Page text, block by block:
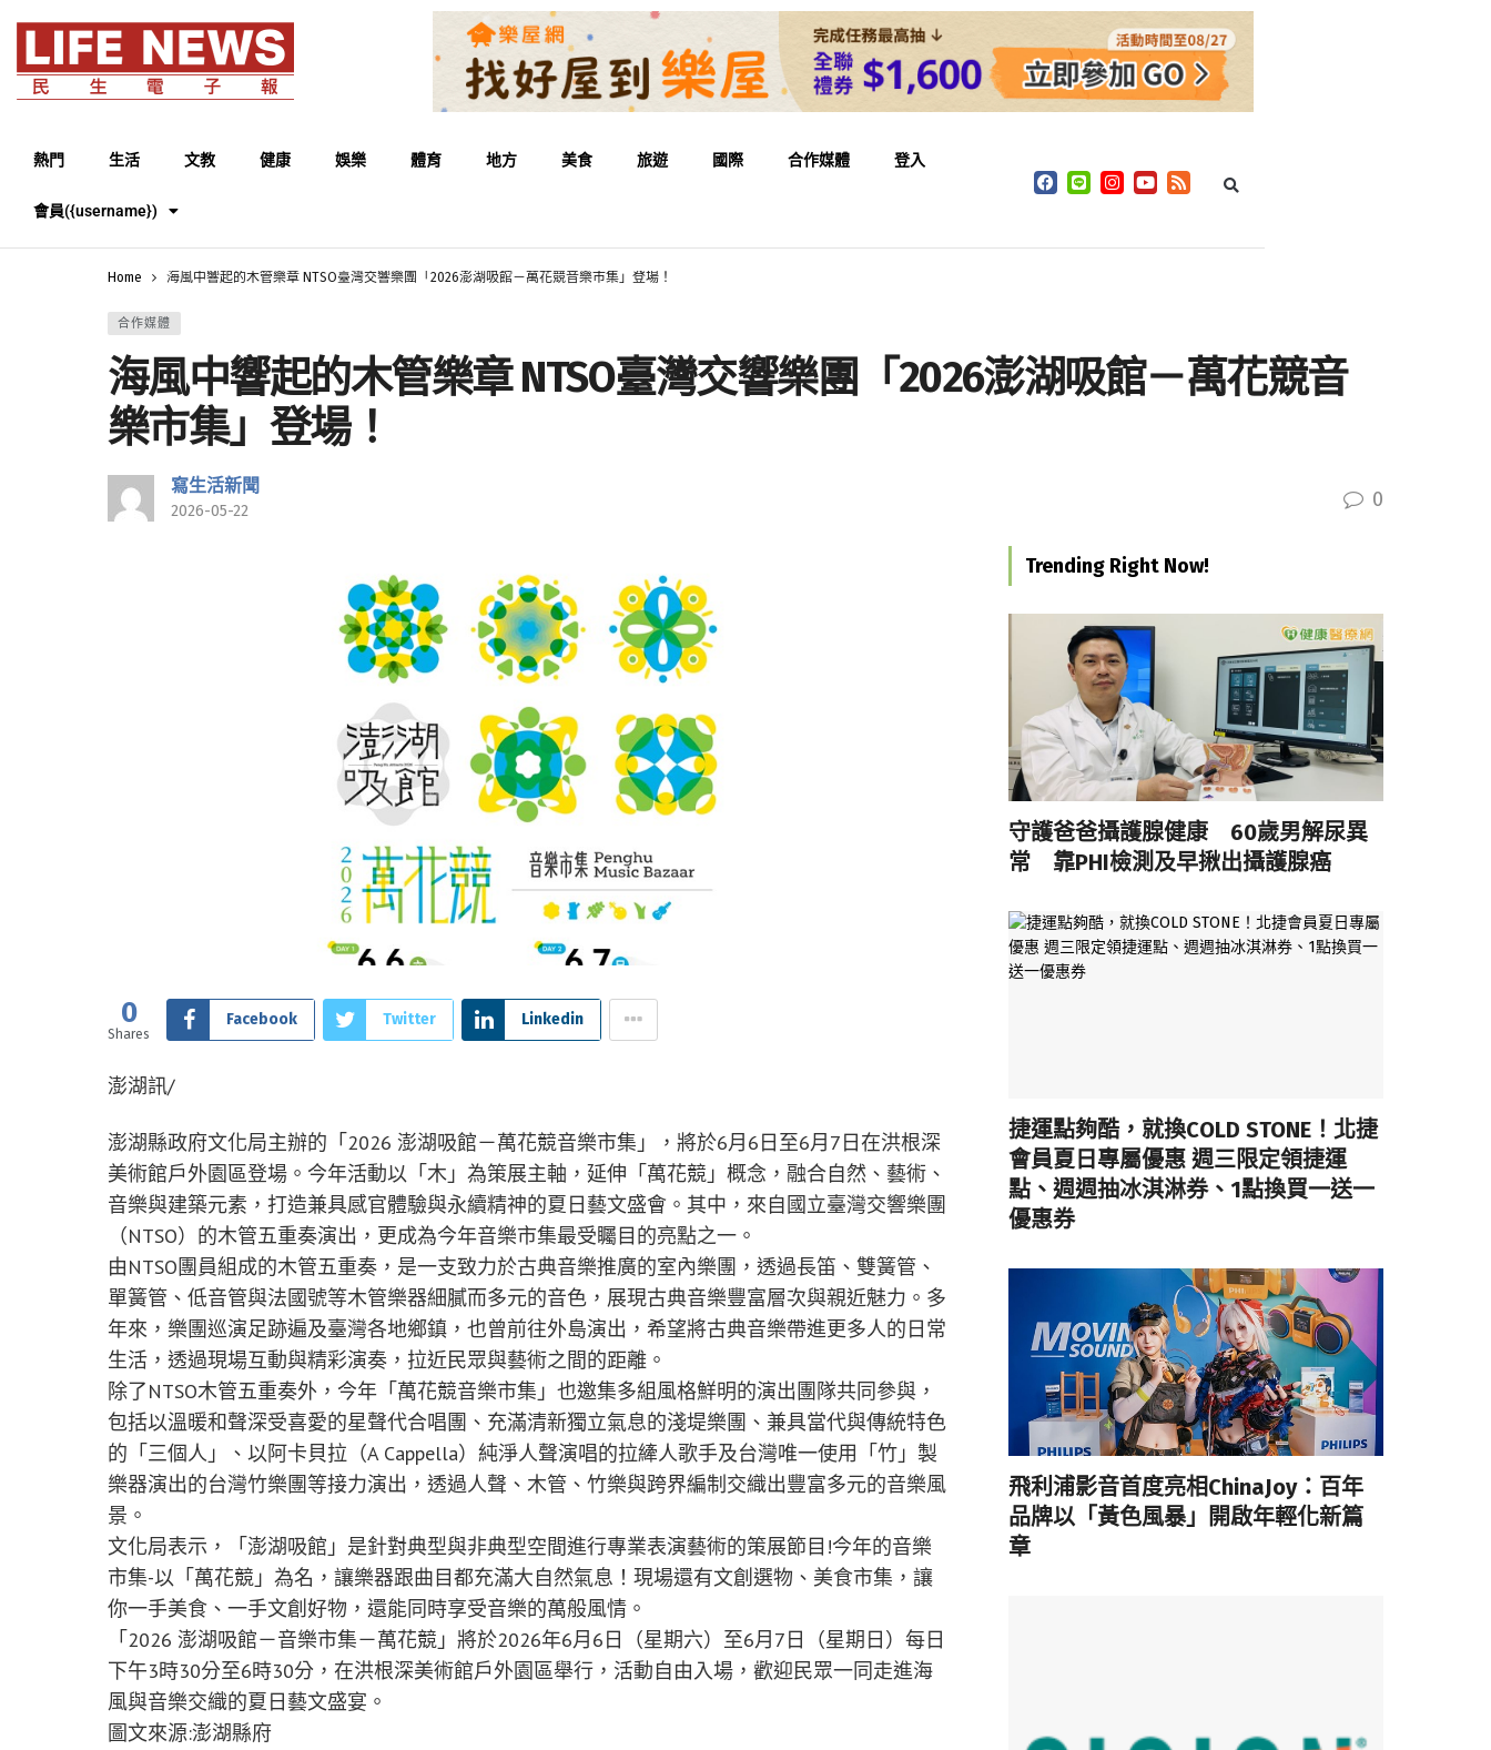
熱門 生活 文教 健康 娛樂 體育 地方 美食 旅遊 國際 合作媒體 登入
會員({username})
Home 海風中響起的木管樂章 NTSO臺灣交響樂團「2026澎湖吸館－萬花競音樂市集」登場！
合作媒體
海風中響起的木管樂章 NTSO臺灣交響樂團「2026澎湖吸館－萬花競音
樂市集」登場！
寫生活新聞
2026-05-22 0
0
Shares
Facebook Twitter Linkedin
澎湖訊/
澎湖縣政府文化局主辦的「2026 澎湖吸館－萬花競音樂市集」，將於6月6日至6月7日在洪根深
美術館戶外園區登場。今年活動以「木」為策展主軸，延伸「萬花競」概念，融合自然、藝術、
音樂與建築元素，打造兼具感官體驗與永續精神的夏日藝文盛會。其中，來自國立臺灣交響樂團
（NTSO）的木管五重奏演出，更成為今年音樂市集最受矚目的亮點之一。
由NTSO團員組成的木管五重奏，是一支致力於古典音樂推廣的室內樂團，透過長笛、雙簧管、
單簧管、低音管與法國號等木管樂器細膩而多元的音色，展現古典音樂豐富層次與親近魅力。多
年來，樂團巡演足跡遍及臺灣各地鄉鎮，也曾前往外島演出，希望將古典音樂帶進更多人的日常
生活，透過現場互動與精彩演奏，拉近民眾與藝術之間的距離。
除了NTSO木管五重奏外，今年「萬花競音樂市集」也邀集多組風格鮮明的演出團隊共同參與，
包括以溫暖和聲深受喜愛的星聲代合唱團、充滿清新獨立氣息的淺堤樂團、兼具當代與傳統特色
的「三個人」、以阿卡貝拉（A Cappella）純淨人聲演唱的拉縴人歌手及台灣唯一使用「竹」製
樂器演出的台灣竹樂團等接力演出，透過人聲、木管、竹樂與跨界編制交織出豐富多元的音樂風
景。
文化局表示，「澎湖吸館」是針對典型與非典型空間進行專業表演藝術的策展節目!今年的音樂
市集-以「萬花競」為名，讓樂器跟曲目都充滿大自然氣息！現場還有文創選物、美食市集，讓
你一手美食、一手文創好物，還能同時享受音樂的萬般風情。
「2026 澎湖吸館－音樂市集－萬花競」將於2026年6月6日（星期六）至6月7日（星期日）每日
下午3時30分至6時30分，在洪根深美術館戶外園區舉行，活動自由入場，歡迎民眾一同走進海
風與音樂交織的夏日藝文盛宴。
圖文來源:澎湖縣府
Trending Right Now!
守護爸爸攝護腺健康 60歲男解尿異
常 靠PHI檢測及早揪出攝護腺癌
捷運點夠酷，就換COLD STONE！北捷
會員夏日專屬優惠 週三限定領捷運
點、週週抽冰淇淋券、1點換買一送一
優惠券
飛利浦影音首度亮相ChinaJoy：百年
品牌以「黃色風暴」開啟年輕化新篇
章